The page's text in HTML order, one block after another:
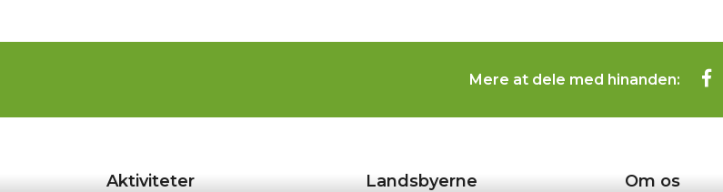
Mere at dele med hinanden:
Aktiviteter Landsbyerne Om os